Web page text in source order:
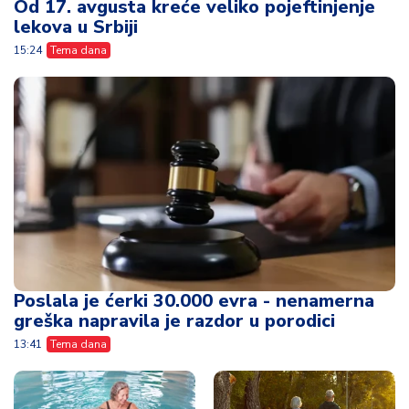
Od 17. avgusta kreće veliko pojeftinjenje
lekova u Srbiji
15:24 Tema dana
Poslala je ćerki 30.000 evra - nenamerna
greška napravila je razdor u porodici
13:41 Tema dana